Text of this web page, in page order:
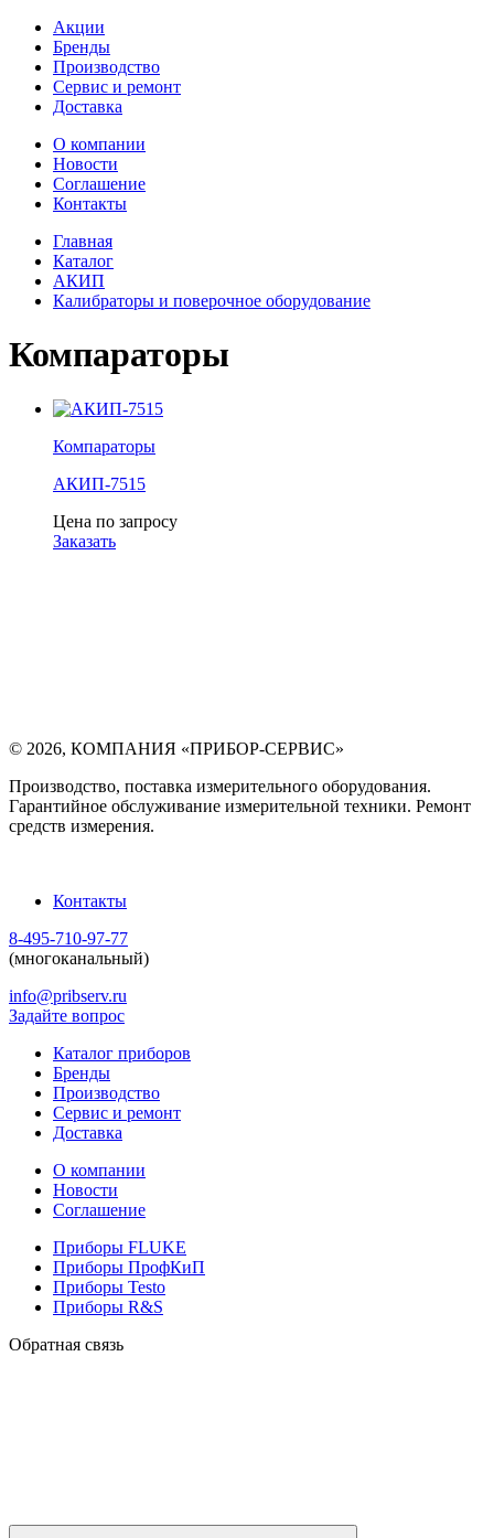
Акции
Бренды
Производство
Сервис и ремонт
Доставка
О компании
Новости
Соглашение
Контакты
Главная
Каталог
АКИП
Калибраторы и поверочное оборудование
Компараторы
Компараторы
АКИП-7515
Цена по запросу
Заказать
© 2026, КОМПАНИЯ «ПРИБОР-СЕРВИС»
Производство, поставка измерительного оборудования.
Гарантийное обслуживание измерительной техники. Ремонт
средств измерения.
Контакты
8-495-710-97-77
(многоканальный)
info@pribserv.ru
Задайте вопрос
Каталог приборов
Бренды
Производство
Сервис и ремонт
Доставка
О компании
Новости
Соглашение
Приборы FLUKE
Приборы ПрофКиП
Приборы Testo
Приборы R&S
Обратная связь